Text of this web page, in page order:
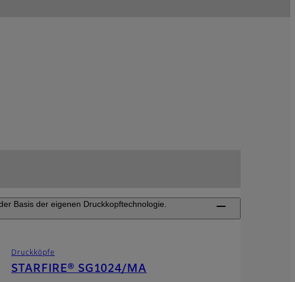
Basis der eigenen Druckkopftechnologie.
Druckköpfe
STARFIRE® SG1024/MA